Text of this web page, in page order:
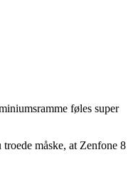
føles super
måske, at Zenfone 8